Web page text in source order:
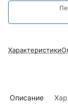
Характеристики
Описание